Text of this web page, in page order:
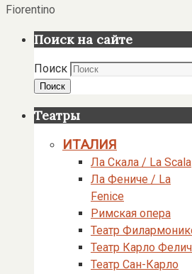
Fiorentino
Поиск на сайте
Поиск
Поиск
Театры
ИТАЛИЯ
Ла Скала / La Scala
Ла Фениче / La
Fenice
Римская опера
Театр
Театр Карло
Театр Сан-Карло